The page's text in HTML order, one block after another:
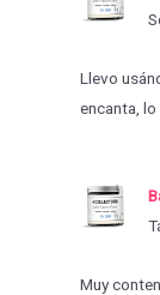
Llevo
encanta,
Muy